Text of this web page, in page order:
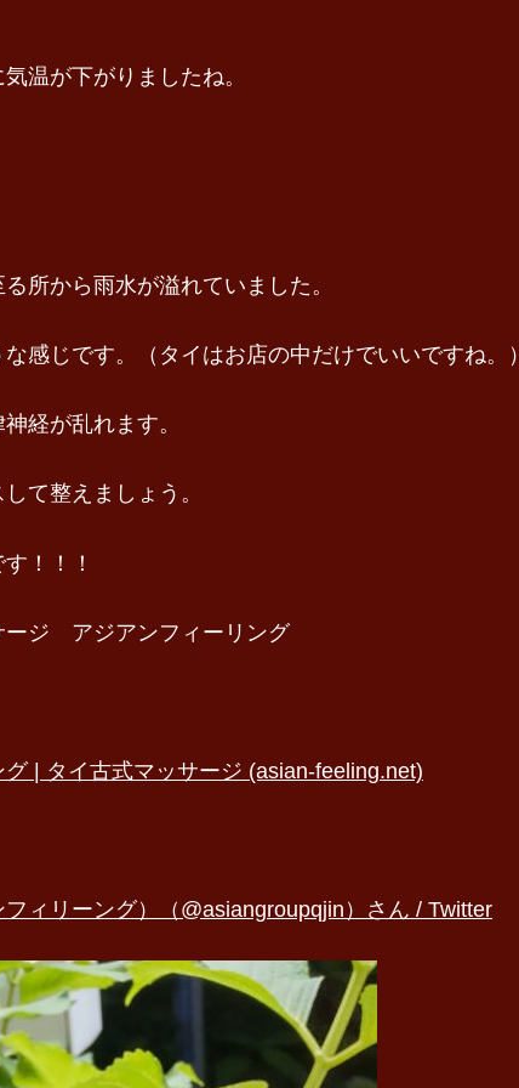
温が下がりましたね。
所から雨水が溢れていました。
感じです。（タイはお店の中だけでいいですね。）
経が乱れます。
て整えましょう。
！！！
ジ アジアンフィーリング
| タイ古式マッサージ (asian-feeling.net)
ィリーング）（@asiangroupqjin）さん / Twitter